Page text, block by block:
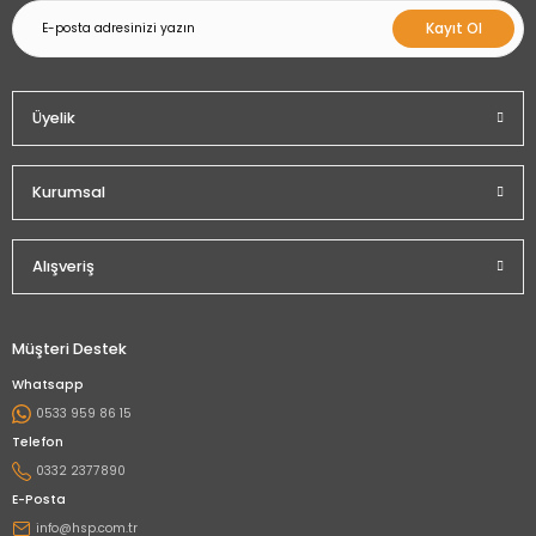
Kayıt Ol
Üyelik
Kurumsal
Alışveriş
Müşteri Destek
Whatsapp
0533 959 86 15
Telefon
0332 2377890
E-Posta
info@hsp.com.tr